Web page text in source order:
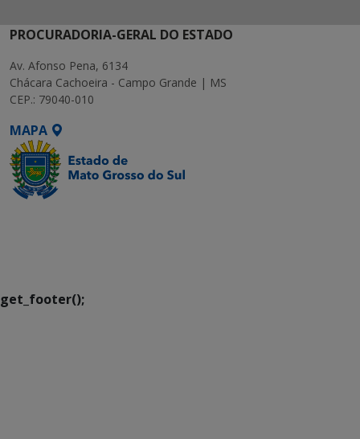
PROCURADORIA-GERAL DO ESTADO
Av. Afonso Pena, 6134
Chácara Cachoeira - Campo Grande | MS
CEP.: 79040-010
MAPA
get_footer();